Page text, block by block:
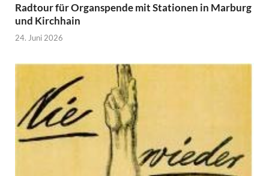
Radtour für Organspende mit Stationen in Marburg
und Kirchhain
24. Juni 2026